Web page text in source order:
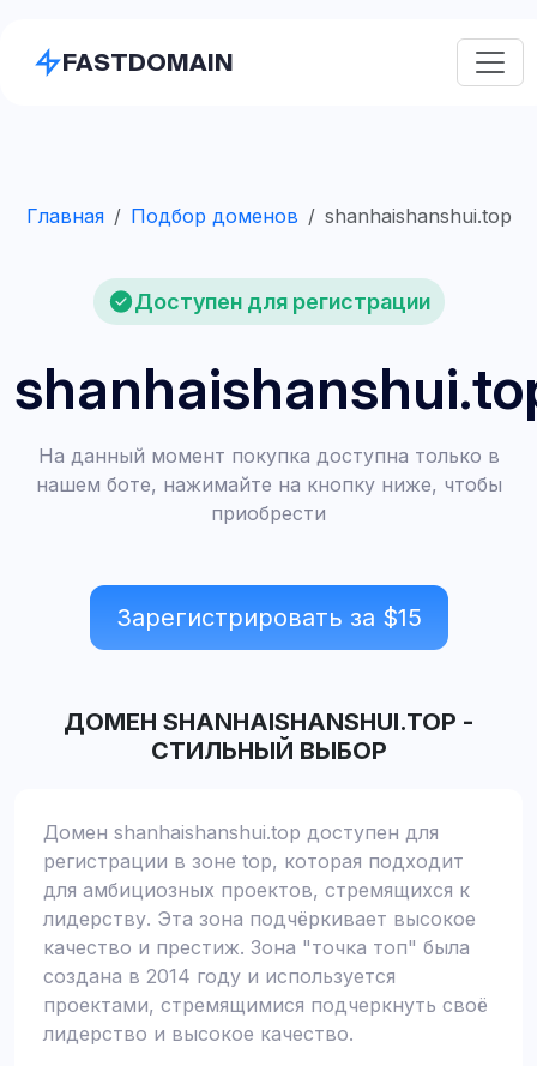
FASTDOMAIN
Главная Подбор доменов shanhaishanshui.top
Доступен для регистрации
На данный момент покупка доступна только в
нашем боте, нажимайте на кнопку ниже, чтобы
приобрести
Зарегистрировать за $15
ДОМЕН SHANHAISHANSHUI.TOP -
СТИЛЬНЫЙ ВЫБОР
Домен shanhaishanshui.top доступен для
регистрации в зоне top, которая подходит
для амбициозных проектов, стремящихся к
лидерству. Эта зона подчёркивает высокое
качество и престиж. Зона "точка топ" была
создана в 2014 году и используется
проектами, стремящимися подчеркнуть своё
лидерство и высокое качество.